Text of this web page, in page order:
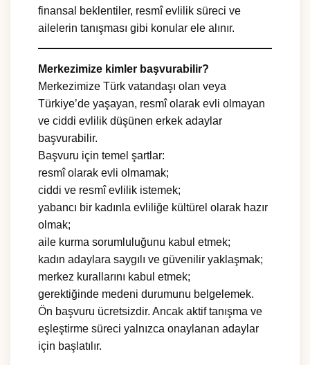
finansal beklentiler, resmî evlilik süreci ve
ailelerin tanışması gibi konular ele alınır.
Merkezimize kimler başvurabilir?
Merkezimize Türk vatandaşı olan veya
Türkiye’de yaşayan, resmî olarak evli olmayan
ve ciddi evlilik düşünen erkek adaylar
başvurabilir.
Başvuru için temel şartlar:
resmî olarak evli olmamak;
ciddi ve resmî evlilik istemek;
yabancı bir kadınla evliliğe kültürel olarak hazır
olmak;
aile kurma sorumluluğunu kabul etmek;
kadın adaylara saygılı ve güvenilir yaklaşmak;
merkez kurallarını kabul etmek;
gerektiğinde medeni durumunu belgelemek.
Ön başvuru ücretsizdir. Ancak aktif tanışma ve
eşleştirme süreci yalnızca onaylanan adaylar
için başlatılır.